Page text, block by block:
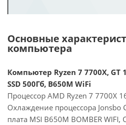
Основные
компьютера
Компьютер Ryzen 7 7700X, GT
SSD 500Гб, B650M WiFi
Процессор AMD Ryzen 7 7700X
Охлаждение процессора Jonsbo
плата MSI B650M BOMBER